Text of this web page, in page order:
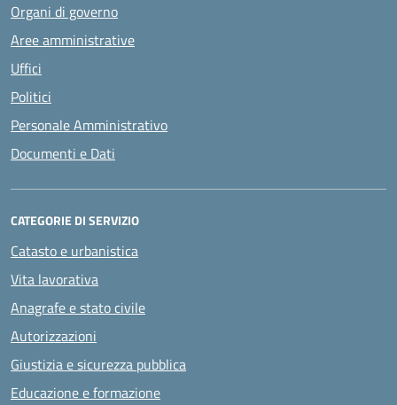
Organi di governo
Aree amministrative
Uffici
Politici
Personale Amministrativo
Documenti e Dati
CATEGORIE DI SERVIZIO
Catasto e urbanistica
Vita lavorativa
Anagrafe e stato civile
Autorizzazioni
Giustizia e sicurezza pubblica
Educazione e formazione